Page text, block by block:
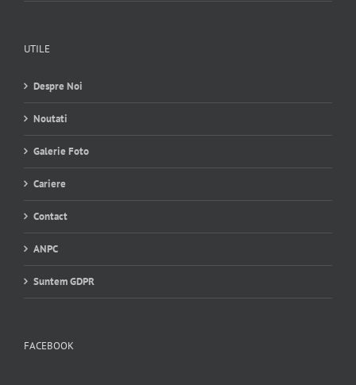
UTILE
Despre Noi
Noutati
Galerie Foto
Cariere
Contact
ANPC
Suntem GDPR
FACEBOOK